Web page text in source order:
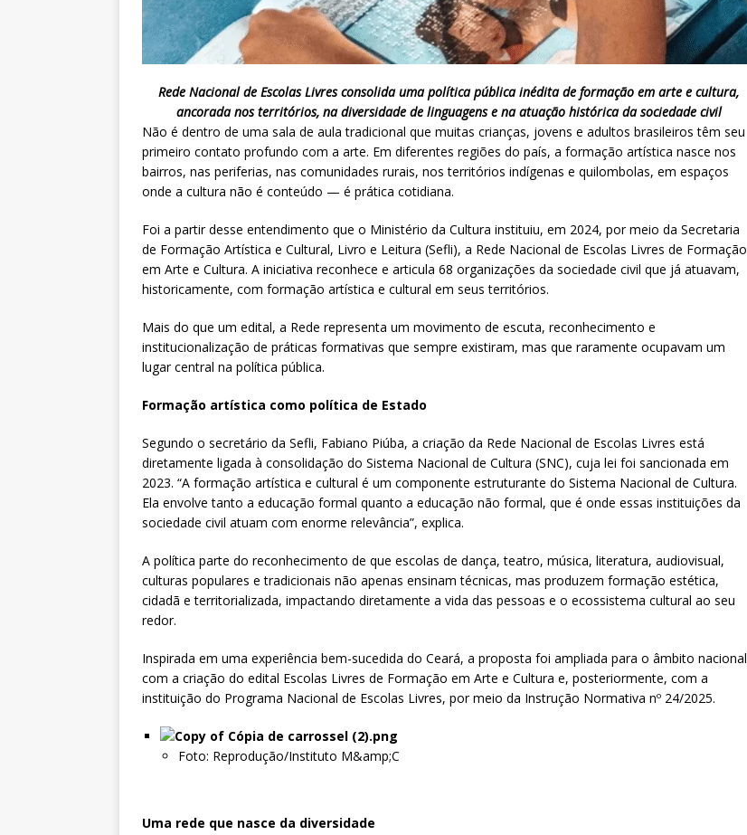
Rede Nacional de Escolas Livres consolida uma política pública inédita de formação em arte e cultura,
ancorada nos territórios, na diversidade de linguagens e na atuação histórica da sociedade civil
Não é dentro de uma sala de aula tradicional que muitas crianças, jovens e adultos brasileiros têm seu
primeiro contato profundo com a arte. Em diferentes regiões do país, a formação artística nasce nos
bairros, nas periferias, nas comunidades rurais, nos territórios indígenas e quilombolas, em espaços
onde a cultura não é conteúdo — é prática cotidiana.
Foi a partir desse entendimento que o Ministério da Cultura instituiu, em 2024, por meio da Secretaria
de Formação Artística e Cultural, Livro e Leitura (Sefli), a Rede Nacional de Escolas Livres de Formação
em Arte e Cultura. A iniciativa reconhece e articula 68 organizações da sociedade civil que já atuavam,
historicamente, com formação artística e cultural em seus territórios.
Mais do que um edital, a Rede representa um movimento de escuta, reconhecimento e
institucionalização de práticas formativas que sempre existiram, mas que raramente ocupavam um
lugar central na política pública.
Formação artística como política de Estado
Segundo o secretário da Sefli, Fabiano Piúba, a criação da Rede Nacional de Escolas Livres está
diretamente ligada à consolidação do Sistema Nacional de Cultura (SNC), cuja lei foi sancionada em
2023. “A formação artística e cultural é um componente estruturante do Sistema Nacional de Cultura.
Ela envolve tanto a educação formal quanto a educação não formal, que é onde essas instituições da
sociedade civil atuam com enorme relevância”, explica.
A política parte do reconhecimento de que escolas de dança, teatro, música, literatura, audiovisual,
culturas populares e tradicionais não apenas ensinam técnicas, mas produzem formação estética,
cidadã e territorializada, impactando diretamente a vida das pessoas e o ecossistema cultural ao seu
redor.
Inspirada em uma experiência bem-sucedida do Ceará, a proposta foi ampliada para o âmbito nacional
com a criação do edital Escolas Livres de Formação em Arte e Cultura e, posteriormente, com a
instituição do Programa Nacional de Escolas Livres, por meio da Instrução Normativa nº 24/2025.
Foto: Reprodução/Instituto M&amp;C
Uma rede que nasce da diversidade